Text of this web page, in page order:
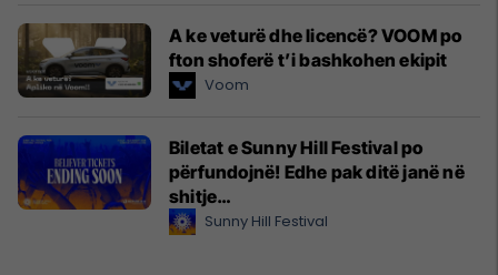
A ke veturë dhe licencë? VOOM po
fton shoferë t’i bashkohen ekipit
Voom
Biletat e Sunny Hill Festival po
përfundojnë! Edhe pak ditë janë në
shitje…
Sunny Hill Festival